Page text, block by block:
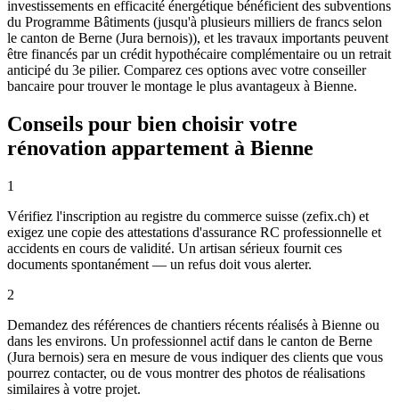
investissements en efficacité énergétique bénéficient des subventions
du Programme Bâtiments (jusqu'à plusieurs milliers de francs selon
le canton de Berne (Jura bernois)), et les travaux importants peuvent
être financés par un crédit hypothécaire complémentaire ou un retrait
anticipé du 3e pilier. Comparez ces options avec votre conseiller
bancaire pour trouver le montage le plus avantageux à Bienne.
Conseils pour bien choisir votre
rénovation appartement à Bienne
1
Vérifiez l'inscription au registre du commerce suisse (zefix.ch) et
exigez une copie des attestations d'assurance RC professionnelle et
accidents en cours de validité. Un artisan sérieux fournit ces
documents spontanément — un refus doit vous alerter.
2
Demandez des références de chantiers récents réalisés à Bienne ou
dans les environs. Un professionnel actif dans le canton de Berne
(Jura bernois) sera en mesure de vous indiquer des clients que vous
pourrez contacter, ou de vous montrer des photos de réalisations
similaires à votre projet.